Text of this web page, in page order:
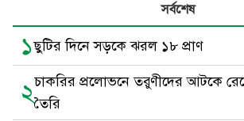
সর্বশেষ
১ছুটির দিনে সড়কে ঝরল ১৮ প্রাণ
২চাকরির প্রলোভনে তরুণীদের আটকে
তৈরি